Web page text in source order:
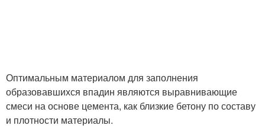
Оптимальным материалом для заполнения
образовавшихся впадин являются выравнивающие
смеси на основе цемента, как близкие бетону по составу
и плотности материалы.